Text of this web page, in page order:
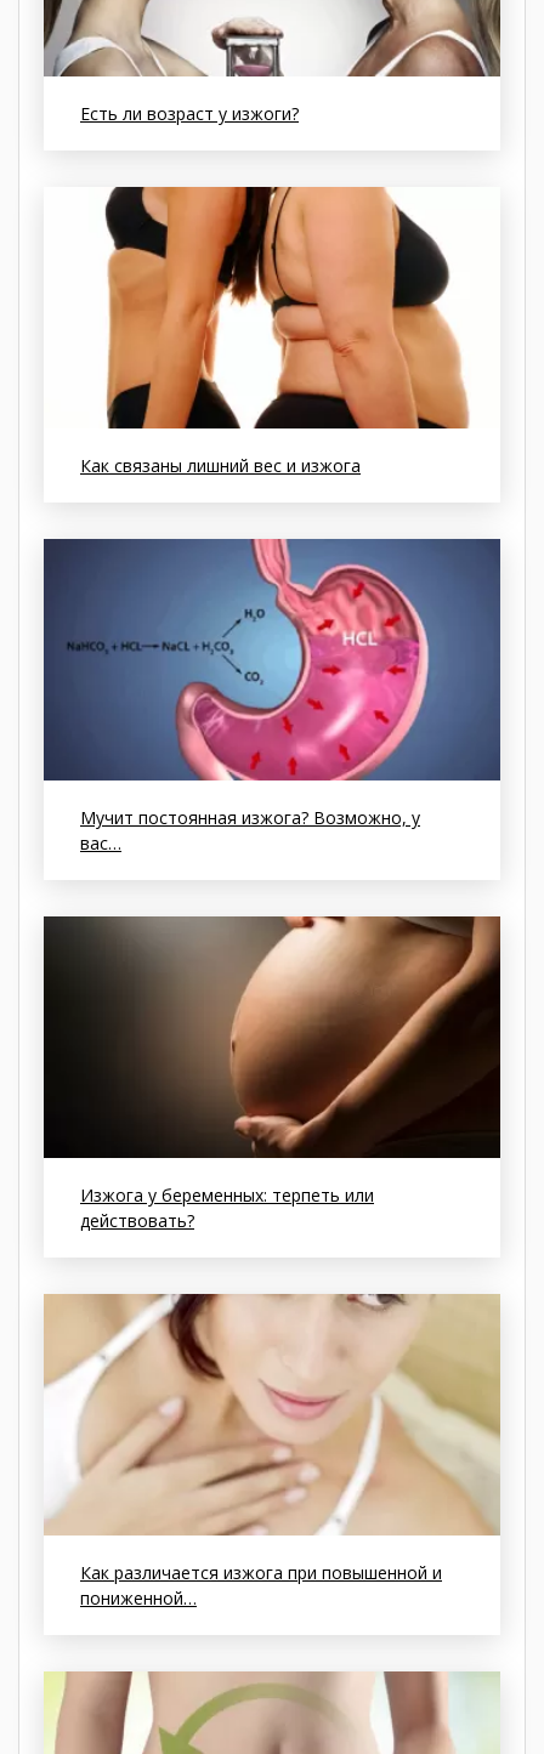
Есть ли возраст у изжоги?
Как связаны лишний вес и изжога
Мучит постоянная изжога? Возможно, у
вас…
Изжога у беременных: терпеть или
действовать?
Как различается изжога при повышенной и
пониженной…